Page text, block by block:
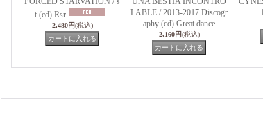
t (cd) Rsr
2,480円(税込)
LABLE / 2013-2017 Discogr
aphy (cd) Great dance
2,160円(税込)